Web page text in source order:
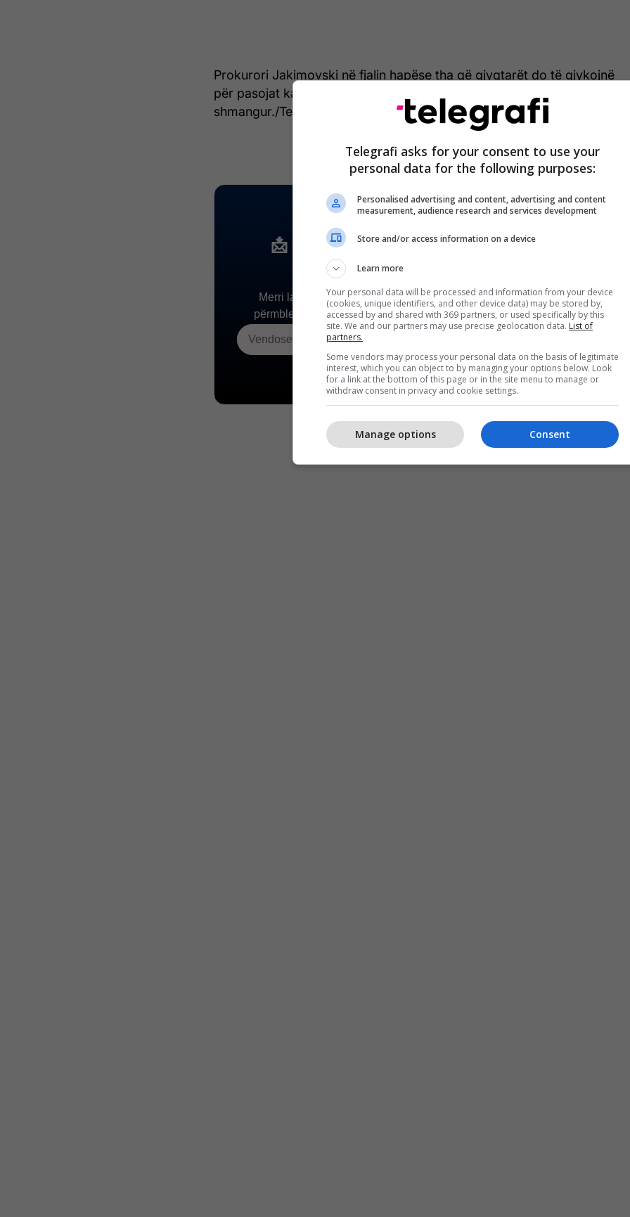
Prokurori Jakimovski në fjalin hapëse tha që gjyqtarët do të gjykojnë
për pasojat katastrofike që mund dhe duhej të ishin
shmangur./Telegrafi/
Telegrafi asks for your consent to use your
personal data for the following purposes:
Personalised advertising and content, advertising and content
measurement, audience research and services development
Store and/or access information on a device
Learn more
Your personal data will be processed and information from your device
(cookies, unique identifiers, and other device data) may be stored by,
accessed by and shared with 369 partners, or used specifically by this
site. We and our partners may use precise geolocation data. List of
partners.
Some vendors may process your personal data on the basis of legitimate
interest, which you can object to by managing your options below. Look
for a link at the bottom of this page or in the site menu to manage or
withdraw consent in privacy and cookie settings.
Consent
Manage options